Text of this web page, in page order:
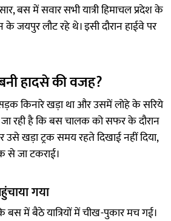
बस में सवार सभी यात्री हिमाचल प्रदेश के
जयपुर लौट रहे थे। इसी दौरान हाईवे पर
हादसे की वजह?
किनारे खड़ा था और उसमें लोहे के सरिये
रही है कि बस चालक को सफर के दौरान
खड़ा ट्रक समय रहते दिखाई नहीं दिया,
जा टकराई।
गया
बस में बैठे यात्रियों में चीख-पुकार मच गई।